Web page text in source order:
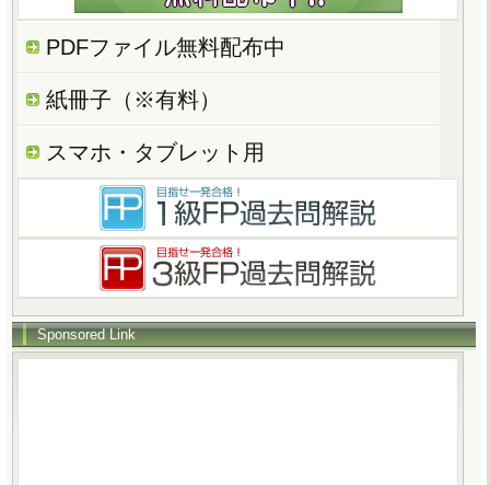
PDFファイル無料配布中
紙冊子（※有料）
スマホ・タブレット用
Sponsored Link